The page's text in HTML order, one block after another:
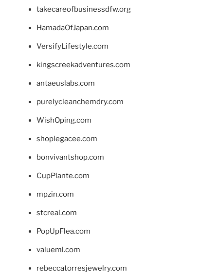
takecareofbusinessdfw.org
HamadaOfJapan.com
VersifyLifestyle.com
kingscreekadventures.com
antaeuslabs.com
purelycleanchemdry.com
WishOping.com
shoplegacee.com
bonvivantshop.com
CupPlante.com
mpzin.com
stcreal.com
PopUpFlea.com
valueml.com
rebeccatorresjewelry.com